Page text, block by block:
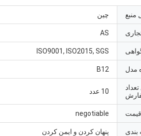
منبع چین
AS
ISO9001, ISO2015, SGS
مدل B12
10 عدد
قیمت negotiable
بندی پنهان کردن و ایمن کردن